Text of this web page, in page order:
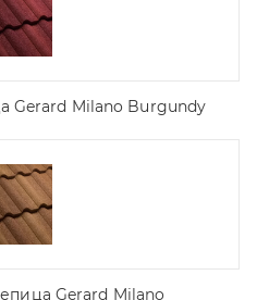
Gerard Milano Burgundy
Gerard Milano